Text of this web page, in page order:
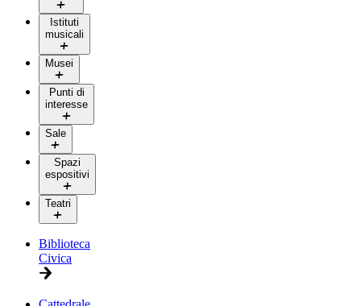
Istituti
musicali
Musei
Punti di
interesse
Sale
Spazi
espositivi
Teatri
Biblioteca
Civica